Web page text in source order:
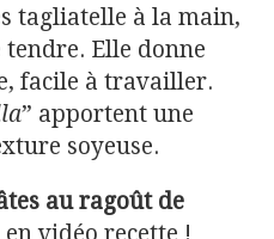
tagliatelle à la main,
Elle donne
facile à travailler.
” apportent une
soyeuse.
au ragoût de